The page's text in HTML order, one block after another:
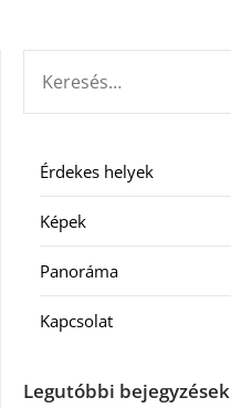
Érdekes helyek
Képek
Panoráma
Kapcsolat
Legutóbbi bejegyzések